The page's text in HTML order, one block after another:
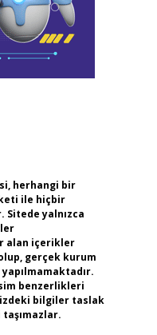
herhangi bir
ile hiçbir
Sitede yalnızca
alan içerikler
gerçek kurum
benzerlikleri
bilgiler taslak